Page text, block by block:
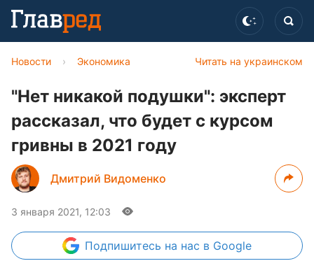
Читать на украинском
Новости › Экономика
"Нет никакой подушки": эксперт
рассказал, что будет с курсом
гривны в 2021 году
Дмитрий Видоменко
3 января 2021, 12:03
Подпишитесь на нас в Google